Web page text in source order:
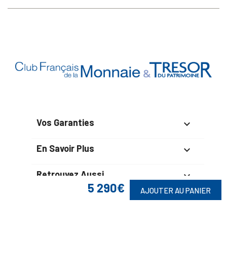
5 290€ AJOUTER AU PANIER
Vos Garanties 
En Savoir Plus 
Retrouvez Aussi 